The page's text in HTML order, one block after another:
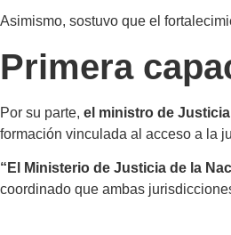
Asimismo, sostuvo que el
Primera
Por su parte, el ministro de
formación vinculada al acceso a la
“El Ministerio de Justicia de la
coordinado que ambas